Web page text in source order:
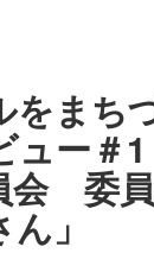
をまち
ュー＃
会 委
ん」